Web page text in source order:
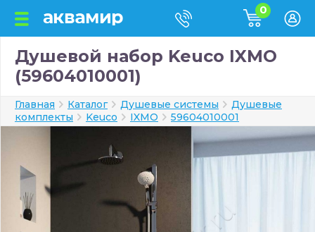
0
Душевой набор Keuco IXMO
(59604010001)
Главная Каталог Душевые системы
Душевые
комплекты
Keuco IXMO 59604010001